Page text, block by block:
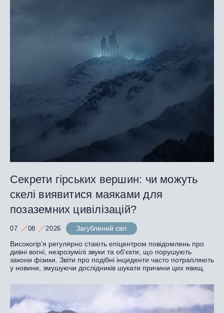
Секрети гірських вершин: чи можуть
скелі виявитися маяками для
позаземних цивілізацій?
07 08 2026
Загублений світ
Високогір'я регулярно стають епіцентром повідомлень про
дивні вогні, незрозумілі звуки та об'єкти, що порушують
закони фізики. Звіти про подібні інциденти часто потрапляють
у новини, змушуючи дослідників шукати причини цих явищ.